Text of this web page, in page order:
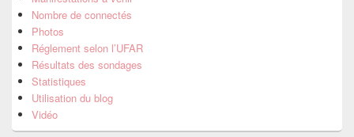
Nombre de connectés
Photos
Réglement selon l’UFAR
Résultats des sondages
Statistiques
Utilisation du blog
Vidéo